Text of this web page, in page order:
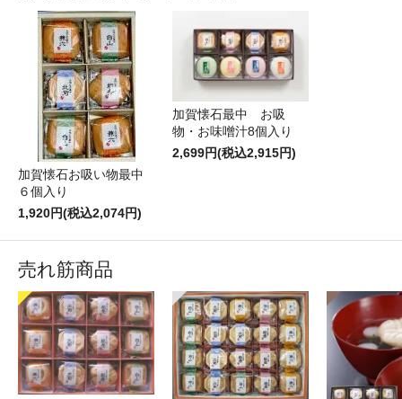
加賀懐石お吸い物最中
６個入り
1,920円(税込2,074円)
加賀懐石最中 お吸
物・お味噌汁8個入り
2,699円(税込2,915円)
売れ筋商品